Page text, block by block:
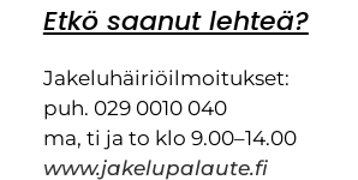
Etkö saanut lehteä?
Jakeluhäiriöilmoitukset:
puh. 029 0010 040
ma, ti ja to klo 9.00–14.00
www.jakelupalaute.fi